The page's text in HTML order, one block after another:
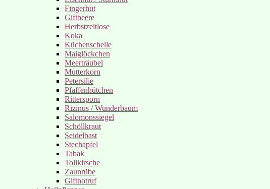
Fingerhut
Giftbeere
Herbstzeitlose
Koka
Küchenschelle
Maiglöckchen
Meerträubel
Mutterkorn
Petersilie
Pfaffenhütchen
Rittersporn
Rizinus / Wunderbaum
Salomonssiegel
Schöllkraut
Seidelbast
Stechapfel
Tabak
Tollkirsche
Zaunrübe
Giftnotruf